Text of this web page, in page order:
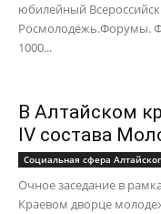
юбилейный
Росмолодёжь.Форумы.
1000...
В Алтайском
IV состава
Социальная сфера
Очное заседание в
Краевом дворце